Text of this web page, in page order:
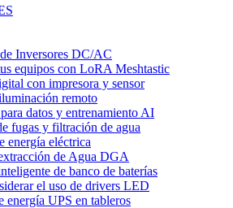
Inversores DC/AC
equipos con LoRA Meshtastic
con impresora y sensor
remoto
datos y entrenamiento AI
fugas y filtración de agua
energía eléctrica
de Agua DGA
de banco de baterías
el uso de drivers LED
energía UPS en tableros